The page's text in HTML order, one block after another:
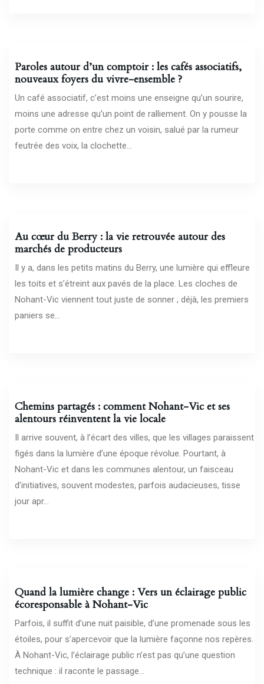
Paroles autour d’un comptoir : les cafés associatifs,
nouveaux foyers du vivre-ensemble ?
Un café associatif, c’est moins une enseigne qu’un sourire,
moins une adresse qu’un point de ralliement. On y pousse la
porte comme on entre chez un voisin, salué par la rumeur
feutrée des voix, la clochette...
Au cœur du Berry : la vie retrouvée autour des
marchés de producteurs
Il y a, dans les petits matins du Berry, une lumière qui effleure
les toits et s’étreint aux pavés de la place. Les cloches de
Nohant-Vic viennent tout juste de sonner ; déjà, les premiers
paniers se...
Chemins partagés : comment Nohant-Vic et ses
alentours réinventent la vie locale
Il arrive souvent, à l’écart des villes, que les villages paraissent
figés dans la lumière d’une époque révolue. Pourtant, à
Nohant-Vic et dans les communes alentour, un faisceau
d’initiatives, souvent modestes, parfois audacieuses, tisse
jour apr...
Quand la lumière change : Vers un éclairage public
écoresponsable à Nohant-Vic
Parfois, il suffit d’une nuit paisible, d’une promenade sous les
étoiles, pour s’apercevoir que la lumière façonne nos repères.
À Nohant-Vic, l’éclairage public n’est pas qu’une question
technique : il raconte le passage...